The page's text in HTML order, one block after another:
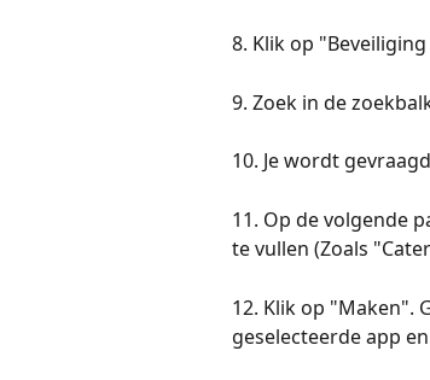
8. Klik op
9. Zoek in de
10. Je wordt
11. Op de volgende
te vullen (Zoals
12. Klik op "Maken".
geselecteerde app